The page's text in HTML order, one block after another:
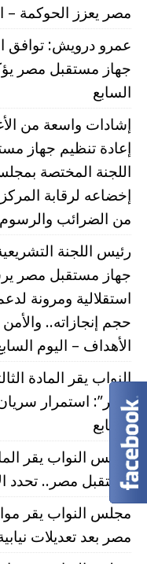
مصر يعزز الحوكمة –
عمرو درويش: توافق
جهاز مستقبل مصر
السابع
إشادات واسعة من
إعادة تنظيم جهاز
اللجنة المختصة
إخضاعه لرقابة
من الضرائب والرسوم
رئيس اللجنة
جهاز مستقبل مصر
حجم إنجازاته..
الأهداف – اليوم
النواب يقر المادة
مصر”: استمرار سريان
السابع
مستقبل مصر.. تحدد
مجلس النواب يقر
مصر بعد تعديلات